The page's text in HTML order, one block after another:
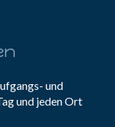
und
und jeden Ort